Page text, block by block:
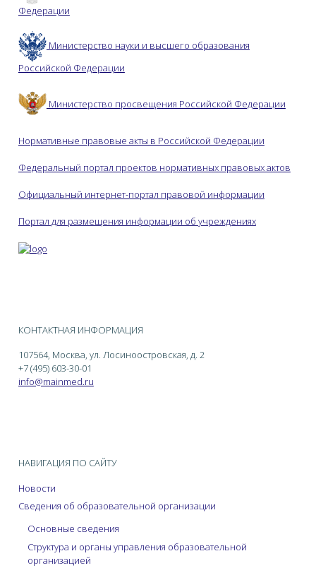
Федерации
Министерство науки и высшего образования
Российской Федерации
Министерство просвещения Российской Федерации
Нормативные правовые акты в Российской Федерации
Федеральный портал проектов нормативных правовых актов
Официальный интернет-портал правовой информации
Портал для размещения информации об учреждениях
КОНТАКТНАЯ ИНФОРМАЦИЯ
107564, Москва, ул. Лосиноостровская, д. 2
+7 (495) 603-30-01
info@mainmed.ru
НАВИГАЦИЯ ПО САЙТУ
Новости
Сведения об образовательной организации
Основные сведения
Структура и органы управления образовательной
организацией